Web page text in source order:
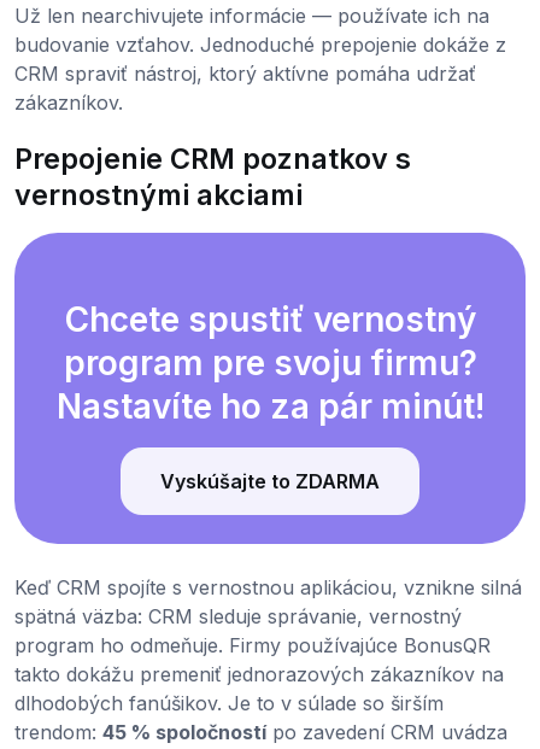
Už len nearchivujete informácie — používate ich na
budovanie vzťahov. Jednoduché prepojenie dokáže z
CRM spraviť nástroj, ktorý aktívne pomáha udržať
zákazníkov.
Prepojenie CRM poznatkov s
vernostnými akciami
Chcete spustiť vernostný
program pre svoju firmu?
Nastavíte ho za pár minút!
Vyskúšajte to ZDARMA
Keď CRM spojíte s vernostnou aplikáciou, vznikne silná
spätná väzba: CRM sleduje správanie, vernostný
program ho odmeňuje. Firmy používajúce BonusQR
takto dokážu premeniť jednorazových zákazníkov na
dlhodobých fanúšikov. Je to v súlade so širším
trendom: 45 % spoločnostípo zavedení CRM uvádza